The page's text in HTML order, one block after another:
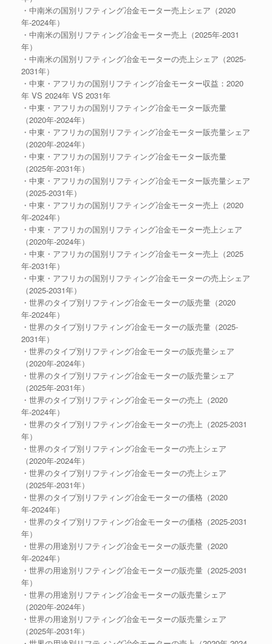
・中南米の国別リフティング冶金モーター売上シェア（2020
年-2024年）
・中南米の国別リフティング冶金モーター売上（2025年-2031
年）
・中南米の国別リフティング冶金モーターの売上シェア（2025-
2031年）
・中東・アフリカの国別リフティング冶金モーター収益：2020
年 VS 2024年 VS 2031年
・中東・アフリカの国別リフティング冶金モーター販売量
（2020年-2024年）
・中東・アフリカの国別リフティング冶金モーター販売量シェア
（2020年-2024年）
・中東・アフリカの国別リフティング冶金モーター販売量
（2025年-2031年）
・中東・アフリカの国別リフティング冶金モーター販売量シェア
（2025-2031年）
・中東・アフリカの国別リフティング冶金モーター売上（2020
年-2024年）
・中東・アフリカの国別リフティング冶金モーター売上シェア
（2020年-2024年）
・中東・アフリカの国別リフティング冶金モーター売上（2025
年-2031年）
・中東・アフリカの国別リフティング冶金モーターの売上シェア
（2025-2031年）
・世界のタイプ別リフティング冶金モーターの販売量（2020
年-2024年）
・世界のタイプ別リフティング冶金モーターの販売量（2025-
2031年）
・世界のタイプ別リフティング冶金モーターの販売量シェア
（2020年-2024年）
・世界のタイプ別リフティング冶金モーターの販売量シェア
（2025年-2031年）
・世界のタイプ別リフティング冶金モーターの売上（2020
年-2024年）
・世界のタイプ別リフティング冶金モーターの売上（2025-2031
年）
・世界のタイプ別リフティング冶金モーターの売上シェア
（2020年-2024年）
・世界のタイプ別リフティング冶金モーターの売上シェア
（2025年-2031年）
・世界のタイプ別リフティング冶金モーターの価格（2020
年-2024年）
・世界のタイプ別リフティング冶金モーターの価格（2025-2031
年）
・世界の用途別リフティング冶金モーターの販売量（2020
年-2024年）
・世界の用途別リフティング冶金モーターの販売量（2025-2031
年）
・世界の用途別リフティング冶金モーターの販売量シェア
（2020年-2024年）
・世界の用途別リフティング冶金モーターの販売量シェア
（2025年-2031年）